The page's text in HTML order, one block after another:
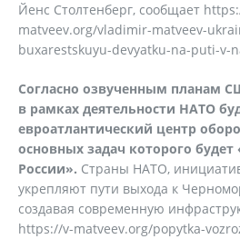
Йенс Столтенберг, сообщает
matveev.org/vladimir-matveev-
buxarestskuyu-devyatku-na-puti-v-
Согласно озвученным планам
в рамках деятельности НАТО
евроатлантический центр
основных задач которого
России». Страны НАТО,
укрепляют пути выхода к
создавая современную
https://v-matveev.org/popytka-